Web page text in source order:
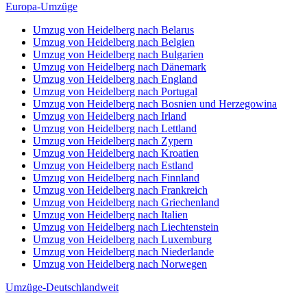
Europa-Umzüge
Umzug von Heidelberg nach Belarus
Umzug von Heidelberg nach Belgien
Umzug von Heidelberg nach Bulgarien
Umzug von Heidelberg nach Dänemark
Umzug von Heidelberg nach England
Umzug von Heidelberg nach Portugal
Umzug von Heidelberg nach Bosnien und Herzegowina
Umzug von Heidelberg nach Irland
Umzug von Heidelberg nach Lettland
Umzug von Heidelberg nach Zypern
Umzug von Heidelberg nach Kroatien
Umzug von Heidelberg nach Estland
Umzug von Heidelberg nach Finnland
Umzug von Heidelberg nach Frankreich
Umzug von Heidelberg nach Griechenland
Umzug von Heidelberg nach Italien
Umzug von Heidelberg nach Liechtenstein
Umzug von Heidelberg nach Luxemburg
Umzug von Heidelberg nach Niederlande
Umzug von Heidelberg nach Norwegen
Umzüge-Deutschlandweit